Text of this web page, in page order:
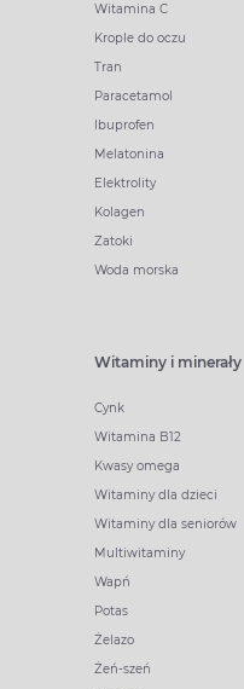
Witamina C
Krople do oczu
Tran
Paracetamol
Ibuprofen
Melatonina
Elektrolity
Kolagen
Zatoki
Woda morska
Witaminy i minerały
Cynk
Witamina B12
Kwasy omega
Witaminy dla dzieci
Witaminy dla seniorów
Multiwitaminy
Wapń
Potas
Żelazo
Żeń-szeń